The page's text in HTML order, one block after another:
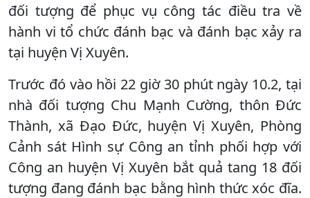
đối tượng để phục vụ công tác điều tra về
hành vi tổ chức đánh bạc và đánh bạc xảy ra
tại huyện Vị Xuyên.
Trước đó vào hồi 22 giờ 30 phút ngày 10.2, tại
nhà đối tượng Chu Mạnh Cường, thôn Đức
Thành, xã Đạo Đức, huyện Vị Xuyên, Phòng
Cảnh sát Hình sự Công an tỉnh phối hợp với
Công an huyện Vị Xuyên bắt quả tang 18 đối
tượng đang đánh bạc bằng hình thức xóc đĩa.